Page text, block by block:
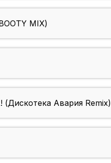
MIX)
Авария Remix)